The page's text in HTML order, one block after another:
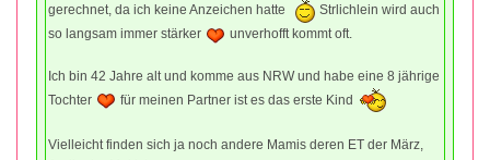
gerechnet, da ich keine Anzeichen hatte
Strlichlein wird auch
so langsam immer stärker
unverhofft kommt oft.
Ich bin 42 Jahre alt und komme aus NRW und habe eine 8 jährige
Tochter
für meinen Partner ist es das erste Kind
Vielleicht finden sich ja noch andere Mamis deren ET der März,